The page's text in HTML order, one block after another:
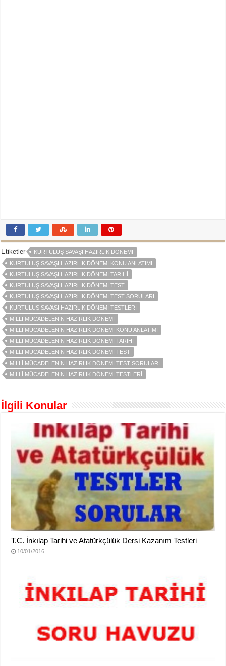
Etiketler
KURTULUŞ SAVAŞI HAZIRLIK DÖNEMI
KURTULUŞ SAVAŞI HAZIRLIK DÖNEMI KONU ANLATIMI
KURTULUŞ SAVAŞI HAZIRLIK DÖNEMI TARIHI
KURTULUŞ SAVAŞI HAZIRLIK DÖNEMI TEST
KURTULUŞ SAVAŞI HAZIRLIK DÖNEMI TEST SORULARI
KURTULUŞ SAVAŞI HAZIRLIK DÖNEMI TESTLERI
MILLI MÜCADELENIN HAZIRLIK DÖNEMI
MILLI MÜCADELENIN HAZIRLIK DÖNEMI KONU ANLATIMI
MILLI MÜCADELENIN HAZIRLIK DÖNEMI TARIHI
MILLI MÜCADELENIN HAZIRLIK DÖNEMI TEST
MILLI MÜCADELENIN HAZIRLIK DÖNEMI TEST SORULARI
MILLI MÜCADELENIN HAZIRLIK DÖNEMI TESTLERI
İlgili Konular
T.C. İnkılap Tarihi ve Atatürkçülük Dersi Kazanım Testleri
10/01/2016